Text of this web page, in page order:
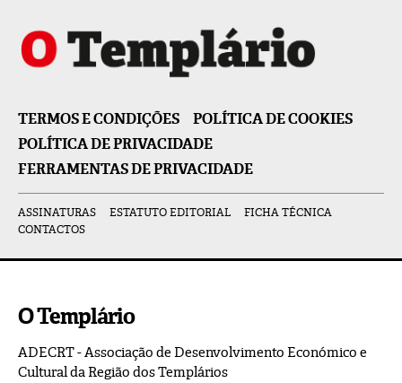
TERMOS E CONDIÇÕES
POLÍTICA DE COOKIES
POLÍTICA DE PRIVACIDADE
FERRAMENTAS DE PRIVACIDADE
ASSINATURAS ESTATUTO EDITORIAL
FICHA TÉCNICA
CONTACTOS
O Templário
ADECRT - Associação de Desenvolvimento Económico e
Cultural da Região dos Templários